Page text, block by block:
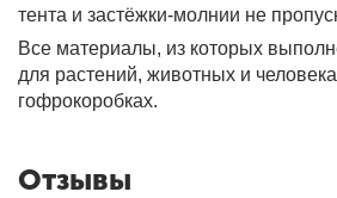
тента и застёжки-молнии не
Все материалы, из которых
для растений, животных и
гофрокоробках.
Отзывы